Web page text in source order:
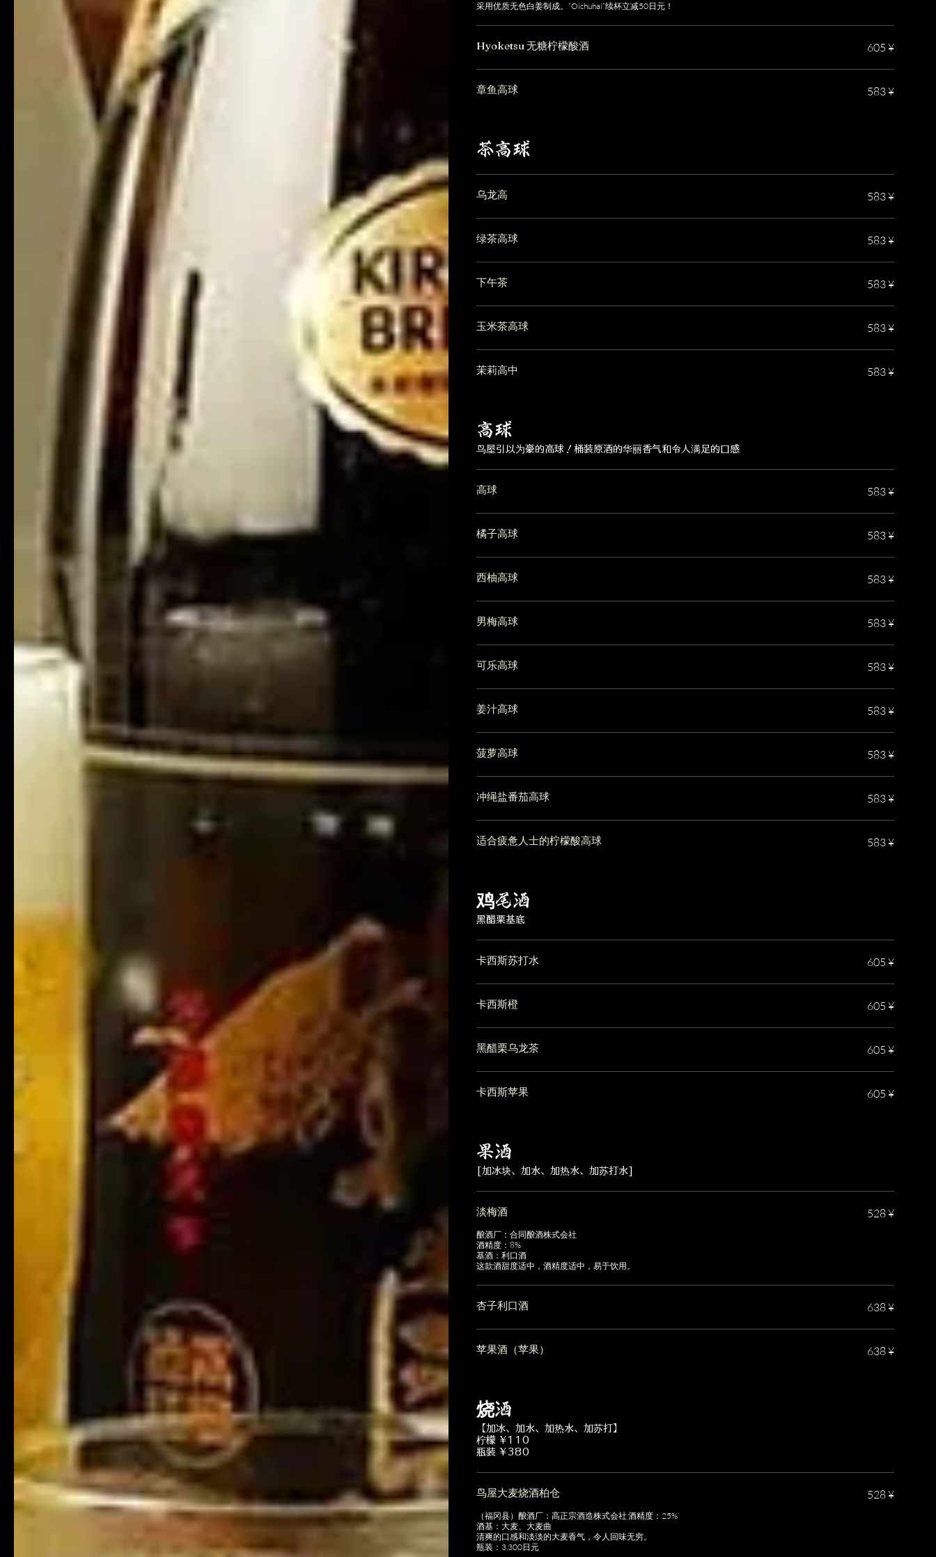
采用优质无色白姜制成。“Oichuhai”续杯立减50日元！
Hyoketsu 无糖柠檬酸酒 605 ¥
章鱼高球 583 ¥
茶高球
乌龙高 583 ¥
绿茶高球 583 ¥
下午茶 583 ¥
玉米茶高球 583 ¥
茉莉高中 583 ¥
高球
鸟屋引以为豪的高球！桶装原酒的华丽香气和令人满足的口感
高球 583 ¥
橘子高球 583 ¥
西柚高球 583 ¥
男梅高球 583 ¥
可乐高球 583 ¥
姜汁高球 583 ¥
菠萝高球 583 ¥
冲绳盐番茄高球 583 ¥
适合疲惫人士的柠檬酸高球 583 ¥
鸡尾酒
黑醋栗基底
卡西斯苏打水 605 ¥
卡西斯橙 605 ¥
黑醋栗乌龙茶 605 ¥
卡西斯苹果 605 ¥
果酒
[加冰块、加水、加热水、加苏打水]
淡梅酒
酿酒厂：合同酿酒株式会社
酒精度：8%
基酒：利口酒
这款酒甜度适中，酒精度适中，易于饮用。
528 ¥
杏子利口酒 638 ¥
苹果酒（苹果） 638 ¥
烧酒
【加冰、加水、加热水、加苏打】
柠檬 ¥110
瓶装 ¥380
鸟屋大麦烧酒柏仓
（福冈县）酿酒厂：高正宗酒造株式会社 酒精度：25%
酒基：大麦、大麦曲
清爽的口感和淡淡的大麦香气，令人回味无穷。
瓶装：3,300日元
528 ¥